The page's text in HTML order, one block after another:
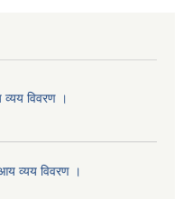
विवरण ।
व्यय विवरण ।